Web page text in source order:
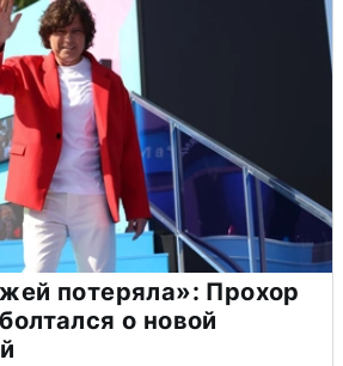
потеряла»: Прохор
о новой